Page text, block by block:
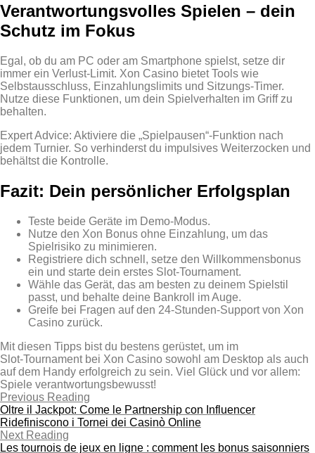
Verantwortungsvolles Spielen – dein
Schutz im Fokus
Egal, ob du am PC oder am Smartphone spielst, setze dir
immer ein Verlust‑Limit. Xon Casino bietet Tools wie
Selbstausschluss, Einzahlungslimits und Sitzungs‑Timer.
Nutze diese Funktionen, um dein Spielverhalten im Griff zu
behalten.
Expert Advice: Aktiviere die „Spielpausen“-Funktion nach
jedem Turnier. So verhinderst du impulsives Weiterzocken und
behältst die Kontrolle.
Fazit: Dein persönlicher Erfolgsplan
Teste beide Geräte im Demo‑Modus.
Nutze den Xon Bonus ohne Einzahlung, um das
Spielrisiko zu minimieren.
Registriere dich schnell, setze den Willkommensbonus
ein und starte dein erstes Slot‑Tournament.
Wähle das Gerät, das am besten zu deinem Spielstil
passt, und behalte deine Bankroll im Auge.
Greife bei Fragen auf den 24‑Stunden‑Support von Xon
Casino zurück.
Mit diesen Tipps bist du bestens gerüstet, um im
Slot‑Tournament bei Xon Casino sowohl am Desktop als auch
auf dem Handy erfolgreich zu sein. Viel Glück und vor allem:
Spiele verantwortungsbewusst!
Previous Reading
Oltre il Jackpot: Come le Partnership con Influencer
Ridefiniscono i Tornei dei Casinò Online
Next Reading
Les tournois de jeux en ligne : comment les bonus saisonniers